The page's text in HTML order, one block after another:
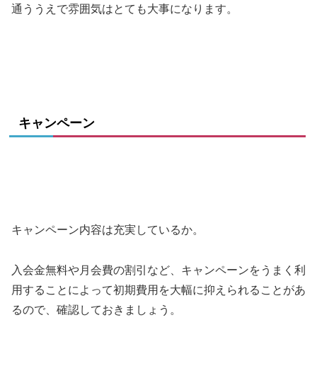
通ううえで雰囲気はとても大事になります。
キャンペーン
キャンペーン内容は充実しているか。
入会金無料や月会費の割引など、キャンペーンをうまく利
用することによって初期費用を大幅に抑えられることがあ
るので、確認しておきましょう。